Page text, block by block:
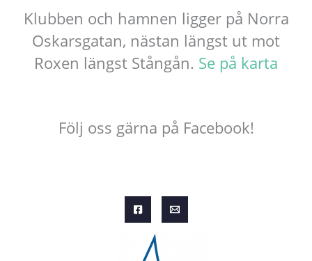
Klubben och hamnen ligger på Norra
Oskarsgatan, nästan längst ut mot
Roxen längst Stångån. Se på karta
Följ oss gärna på Facebook!